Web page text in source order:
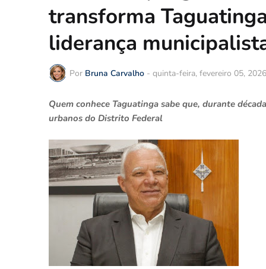
transforma
liderança
Por Bruna Carvalho - quinta-feira, fevereiro 05, 2026
Quem conhece Taguatinga sabe que, durante
urbanos do Distrito Federal